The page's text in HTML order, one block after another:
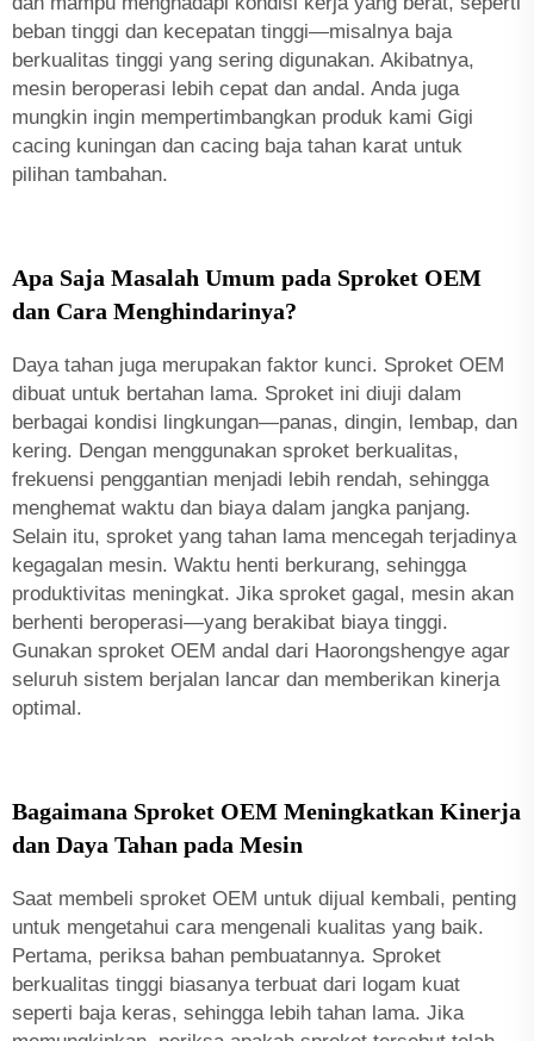
beban tinggi dan kecepatan tinggi—misalnya baja
berkualitas tinggi yang sering digunakan. Akibatnya,
mesin beroperasi lebih cepat dan andal. Anda juga
mungkin ingin mempertimbangkan produk kami Gigi
cacing kuningan dan cacing baja tahan karat untuk
pilihan tambahan.
Apa Saja Masalah Umum pada Sproket OEM
dan Cara Menghindarinya?
Daya tahan juga merupakan faktor kunci. Sproket OEM
dibuat untuk bertahan lama. Sproket ini diuji dalam
berbagai kondisi lingkungan—panas, dingin, lembap, dan
kering. Dengan menggunakan sproket berkualitas,
frekuensi penggantian menjadi lebih rendah, sehingga
menghemat waktu dan biaya dalam jangka panjang.
Selain itu, sproket yang tahan lama mencegah terjadinya
kegagalan mesin. Waktu henti berkurang, sehingga
produktivitas meningkat. Jika sproket gagal, mesin akan
berhenti beroperasi—yang berakibat biaya tinggi.
Gunakan sproket OEM andal dari Haorongshengye agar
seluruh sistem berjalan lancar dan memberikan kinerja
optimal.
Bagaimana Sproket OEM Meningkatkan Kinerja
dan Daya Tahan pada Mesin
Saat membeli sproket OEM untuk dijual kembali, penting
untuk mengetahui cara mengenali kualitas yang baik.
Pertama, periksa bahan pembuatannya. Sproket
berkualitas tinggi biasanya terbuat dari logam kuat
seperti baja keras, sehingga lebih tahan lama. Jika